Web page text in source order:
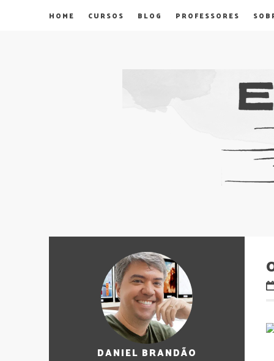
HOME CURSOS BLOG PROFESSORES
DANIEL BRANDÃO